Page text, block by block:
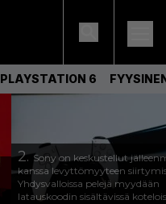
PLAYSTATION 6
2.Sony on keskustellut
kanssa levyttömyyteen
Yhdysvalloissa pelejä myydään
latauskoodin sisältävissä